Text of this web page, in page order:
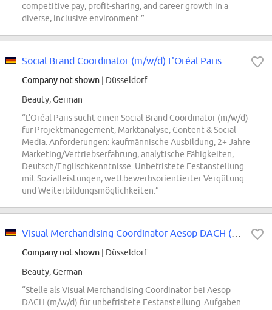
competitive pay, profit-sharing, and career growth in a
diverse, inclusive environment.”
Social Brand Coordinator (m/w/d) L'Oréal Paris
Company not shown | Düsseldorf
Beauty, German
“L'Oréal Paris sucht einen Social Brand Coordinator (m/w/d)
für Projektmanagement, Marktanalyse, Content & Social
Media. Anforderungen: kaufmännische Ausbildung, 2+ Jahre
Marketing/Vertriebserfahrung, analytische Fähigkeiten,
Deutsch/Englischkenntnisse. Unbefristete Festanstellung
mit Sozialleistungen, wettbewerbsorientierter Vergütung
und Weiterbildungsmöglichkeiten.”
Company not shown | Düsseldorf
Beauty, German
“Stelle als Visual Merchandising Coordinator bei Aesop
DACH (m/w/d) für unbefristete Festanstellung. Aufgaben